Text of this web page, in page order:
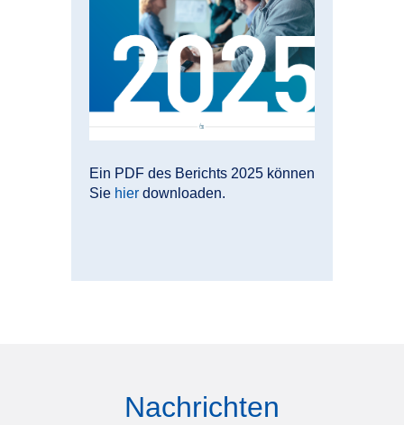
Ein PDF des Berichts 2025 können
Sie hier downloaden.
Nachrichten